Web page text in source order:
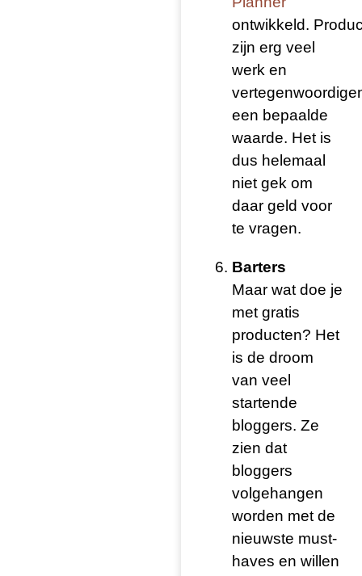
ontwikkeld.
zijn erg veel
werk en
een bepaalde
waarde. Het is
dus helemaal
niet gek om
daar geld voor
te vragen.
Barters
Maar wat doe je
met gratis
producten? Het
is de droom
van veel
startende
bloggers. Ze
zien dat
bloggers
volgehangen
worden met de
nieuwste must-
haves en willen